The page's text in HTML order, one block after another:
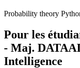
Probability theory
Pour les
- Maj.
Intelligence